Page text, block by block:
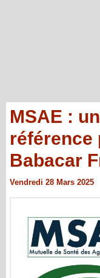
MSAE :
référence
Babacar
Vendredi 28 Mars 2025